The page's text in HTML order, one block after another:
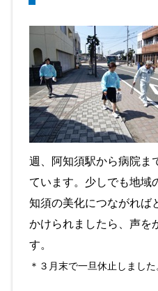
週、阿知須駅から病院ま
ています。少しでも地域
知須の美化につながれば
かけられましたら、声を
す。
＊３月末で一旦休止しました